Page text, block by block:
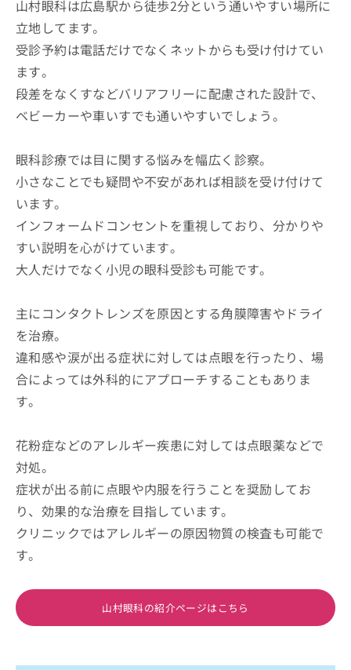
山村眼科は広島駅から徒歩2分という通いやすい場所に
立地してます。
受診予約は電話だけでなくネットからも受け付けてい
ます。
段差をなくすなどバリアフリーに配慮された設計で、
ベビーカーや車いすでも通いやすいでしょう。
眼科診療では目に関する悩みを幅広く診察。
小さなことでも疑問や不安があれば相談を受け付けて
います。
インフォームドコンセントを重視しており、分かりや
すい説明を心がけています。
大人だけでなく小児の眼科受診も可能です。
主にコンタクトレンズを原因とする角膜障害やドライ
を治療。
違和感や涙が出る症状に対しては点眼を行ったり、場
合によっては外科的にアプローチすることもありま
す。
花粉症などのアレルギー疾患に対しては点眼薬などで
対処。
症状が出る前に点眼や内服を行うことを奨励してお
り、効果的な治療を目指しています。
クリニックではアレルギーの原因物質の検査も可能で
す。
山村眼科の紹介ページはこちら